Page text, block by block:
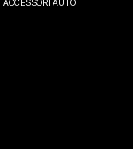
ACCESSORI AUTO